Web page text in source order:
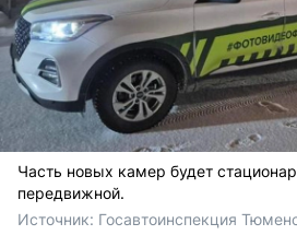
Часть новых камер будет
передвижной.
Источник: Госавтоинспекция